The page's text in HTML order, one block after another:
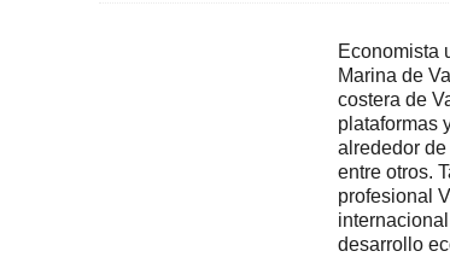
Economista
Marina de
costera de
plataformas
alrededor
entre otros.
profesional
desarrollo